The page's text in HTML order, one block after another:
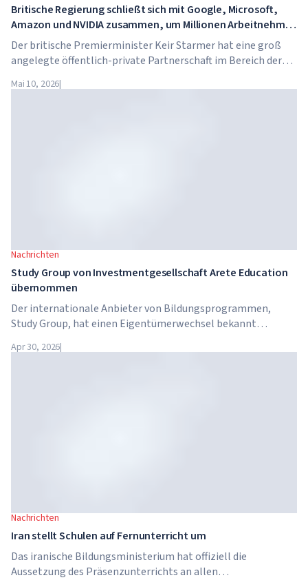
Britische Regierung schließt sich mit Google, Microsoft,
Amazon und NVIDIA zusammen, um Millionen Arbeitnehmer
in KI-Kompetenzen zu schulen
Der britische Premierminister Keir Starmer hat eine groß
angelegte öffentlich-private Partnerschaft im Bereich der
Amazon und NVIDIA starten gemeinsam mit der Regierung
Mai 10, 2026|
Nachrichten
Study Group von Investmentgesellschaft Arete Education
übernommen
Der internationale Anbieter von Bildungsprogrammen,
Study Group, hat einen Eigentümerwechsel bekannt
übernommen – einer Investmentstruktur im
Apr 30, 2026|
Nachrichten
Iran stellt Schulen auf Fernunterricht um
Das iranische Bildungsministerium hat offiziell die
Aussetzung des Präsenzunterrichts an allen